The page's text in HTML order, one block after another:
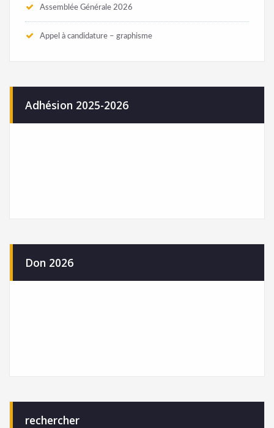
Assemblée Générale 2026
Appel à candidature – graphisme
Adhésion 2025-2026
Don 2026
rechercher